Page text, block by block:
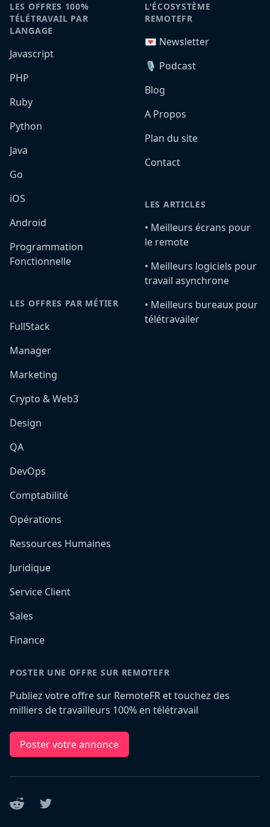
LES OFFRES 100%
TÉLÉTRAVAIL PAR
LANGAGE
Javascript
PHP
Ruby
Python
Java
Go
iOS
Android
Programmation
Fonctionnelle
LES OFFRES PAR MÉTIER
FullStack
Manager
Marketing
Crypto & Web3
Design
QA
DevOps
Comptabilité
Opérations
Ressources Humaines
Juridique
Service Client
Sales
Finance
L'ÉCOSYSTÈME
REMOTEFR
💌 Newsletter
🎙️ Podcast
Blog
A Propos
Plan du site
Contact
LES ARTICLES
•️ Meilleurs écrans pour
le remote
•️ Meilleurs logiciels pour
travail asynchrone
•️ Meilleurs bureaux pour
télétravailer
POSTER UNE OFFRE SUR REMOTEFR
Publiez votre offre sur RemoteFR et touchez des
milliers de travailleurs 100% en télétravail
Poster votre annonce
Reddit Twitter